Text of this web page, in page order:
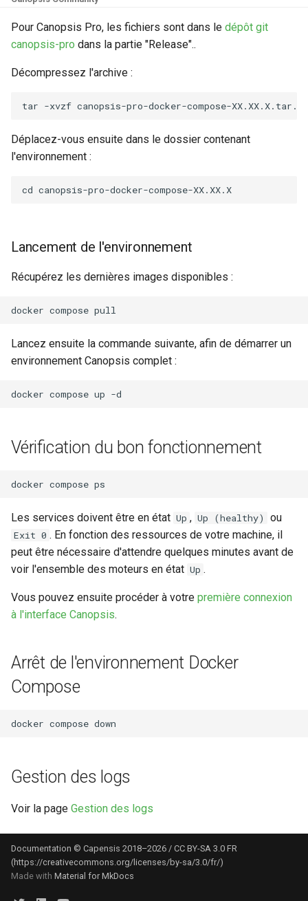
Pour Canopsis Pro, les fichiers sont dans le dépôt git
canopsis-pro dans la partie "Release"..
Décompressez l'archive :
Déplacez-vous ensuite dans le dossier contenant
l'environnement :
Lancement de l'environnement
Récupérez les dernières images disponibles :
docker compose
Lancez ensuite la commande suivante, afin de démarrer un
environnement Canopsis complet :
docker compose up
Vérification du bon fonctionnement
docker compose
Les services doivent être en état Up , Up (healthy) ou
Exit 0 . En fonction des ressources de votre machine, il
peut être nécessaire d'attendre quelques minutes avant de
voir l'ensemble des moteurs en état Up .
Vous pouvez ensuite procéder à votre première connexion
à l'interface Canopsis.
Arrêt de l'environnement Docker
Compose
docker compose
Gestion des logs
Voir la page Gestion des logs
Documentation © Capensis 2018–2026 / CC BY-SA 3.0 FR
(https://creativecommons.org/licenses/by-sa/3.0/fr/)
Made with Material for MkDocs